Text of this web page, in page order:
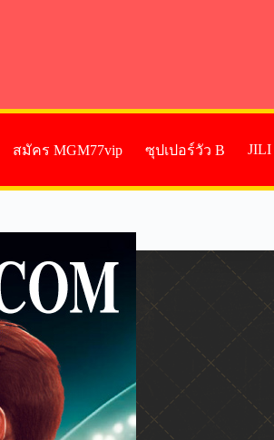
สมัคร MGM77vip ซุปเปอร์วัว B JILI